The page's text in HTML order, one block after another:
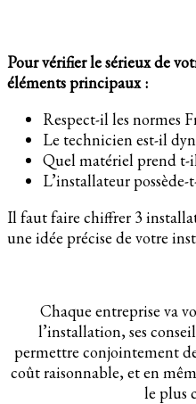
Pour vérifier le sérieux de
éléments principaux :
Respect-il les normes
Le technicien est-il
Quel matériel prend t-
L’installateur
Il faut faire chiffrer 3
une idée précise de votre
Chaque entreprise va
l’installation, ses
permettre conjointement
coût raisonnable, et en
le plus